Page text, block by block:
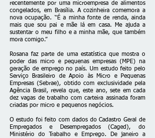
recentemente por uma microempresa de alimentos
congelados, em Brasília. A cozinheira comemora a
nova ocupação. “É a minha fonte de renda, ainda
mais que sou pai e mãe lá em casa. Me ajuda a
sustentar o meu filho e a minha mãe, que também
mora comigo.”
Rosana faz parte de uma estatística que mostra o
poder das micro e pequenas empresas (MPE) na
geração de emprego no país. Um estudo feito pelo
Serviço Brasileiro de Apoio às Micro e Pequenas
Empresas (Sebrae), obtido com exclusividade pela
Agência Brasil, revela que, este ano, sete em cada
dez vagas de trabalho com carteira assinada foram
criadas por micro e pequenos negócios.
O estudo foi feito com dados do Cadastro Geral de
Empregados e Desempregados (Caged), do
Ministério do Trabalho e Emprego. De janeiro a